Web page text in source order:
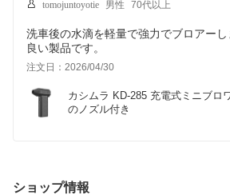
tomojuntoyotie 男性 70代以上
洗車後の水滴を軽量で強力でブロアーし
良い製品です。
注文日：2026/04/30
カシムラ KD-285 充電式ミニブロ
のノズル付き
ショップ情報